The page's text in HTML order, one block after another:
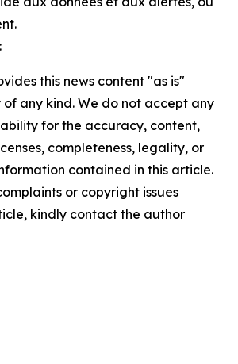
this news content "as is"
any kind. We do not accept any
for the accuracy, content,
completeness, legality, or
contained in this article.
or copyright issues
kindly contact the author